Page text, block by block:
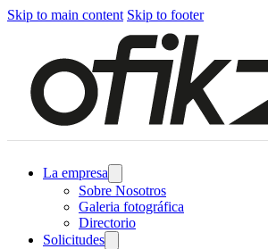
Skip to main content Skip to footer
La empresa
Sobre Nosotros
Galeria fotográfica
Directorio
Solicitudes